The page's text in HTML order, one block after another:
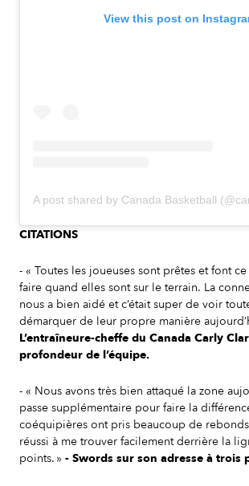
View this post on
CITATIONS
- « Toutes les joueuses sont prêtes et font
faire quand elles sont sur le terrain. La
nous a bien aidé et c’était super de voir
démarquer de leur propre manière
L’entraîneure-cheffe du Canada Carly
profondeur de l’équipe.
- « Nous avons très bien attaqué la zone
passe supplémentaire pour faire la
coéquipières ont pris beaucoup de
réussi à me trouver facilement derrière la
points. » - Swords sur son adresse à trois